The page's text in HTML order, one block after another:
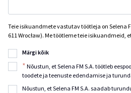
Teie isikuandmete vastutav töötleja on Selena
611 Wrocław). Me töötleme teie isikuandmeid,
Märgi kõik
* Nõustun, et Selena FM S.A. töötleb
toodete ja teenuste edendamise ja
Nõustun, et Selena FM S.A. saadab